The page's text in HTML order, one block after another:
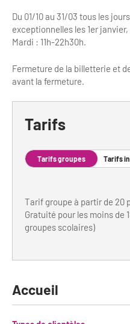
Améliorer la qualité
Partage d'expériences
Labels, Certifications et
Tourisme & Handicap
Nos publics en situation de
Annuaire accessibilité
S'investir dans le label
L'organisation des visites
Logistique
Agences Réceptives et
Guides et interprètes
Services, Wifi, cartes
Newsletter BtoB
Inscription à la newsletter
Institutionnels du
Grands Evènements
Du 01/10 au 31/03 tous les
exceptionnelles les 1er
Mardi : 11h-22h30h.
Fermeture de la billetterie et
avant la fermeture.
Tarifs
Tarifs groupes Tarifs
Tarif groupe à partir de 20
Gratuité pour les moins de
groupes scolaires)
Accueil